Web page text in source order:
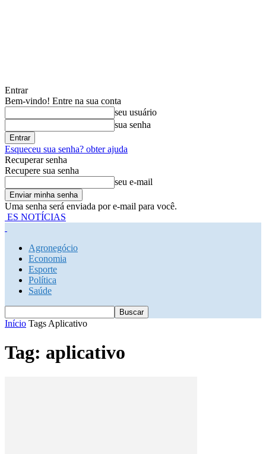
Entrar
Bem-vindo! Entre na sua conta
seu usuário
sua senha
Esqueceu sua senha? obter ajuda
Recuperar senha
Recupere sua senha
seu e-mail
Uma senha será enviada por e-mail para você.
ES NOTÍCIAS
Agronegócio
Economia
Esporte
Política
Saúde
Início Tags Aplicativo
Tag: aplicativo